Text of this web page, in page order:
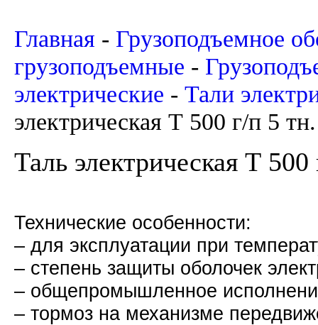
Главная - Грузоподъемное
грузоподъемные -
электрические - Тали
электрическая Т 500 г/п 5 тн.
Таль электрическая Т 500
Технические особенности:
– для эксплуатации при
– степень защиты оболочек
– общепромышленное
– тормоз на механизме